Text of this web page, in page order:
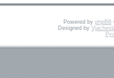
Powered by phpBB
Designed by